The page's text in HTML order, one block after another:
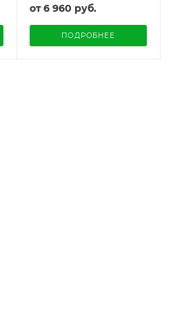
от6 960 руб.
ПОДРОБНЕЕ